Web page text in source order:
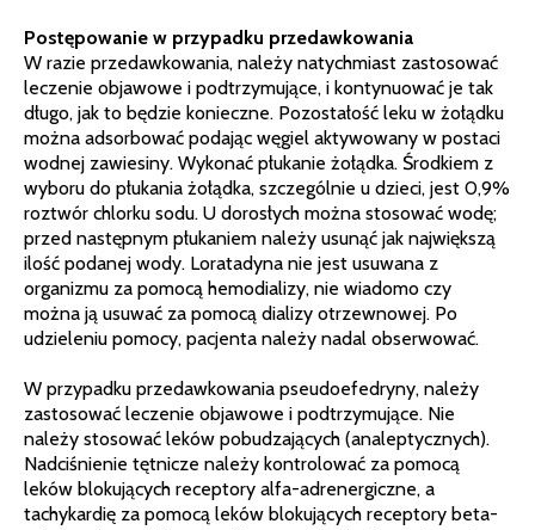
Postępowanie w przypadku przedawkowania
W razie przedawkowania, należy natychmiast zastosować
leczenie objawowe i podtrzymujące, i kontynuować je tak
długo, jak to będzie konieczne. Pozostałość leku w żołądku
można adsorbować podając węgiel aktywowany w postaci
wodnej zawiesiny. Wykonać płukanie żołądka. Środkiem z
wyboru do płukania żołądka, szczególnie u dzieci, jest 0,9%
roztwór chlorku sodu. U dorosłych można stosować wodę;
przed następnym płukaniem należy usunąć jak największą
ilość podanej wody. Loratadyna nie jest usuwana z
organizmu za pomocą hemodializy, nie wiadomo czy
można ją usuwać za pomocą dializy otrzewnowej. Po
udzieleniu pomocy, pacjenta należy nadal obserwować.
W przypadku przedawkowania pseudoefedryny, należy
zastosować leczenie objawowe i podtrzymujące. Nie
należy stosować leków pobudzających (analeptycznych).
Nadciśnienie tętnicze należy kontrolować za pomocą
leków blokujących receptory alfa-adrenergiczne, a
tachykardię za pomocą leków blokujących receptory beta-